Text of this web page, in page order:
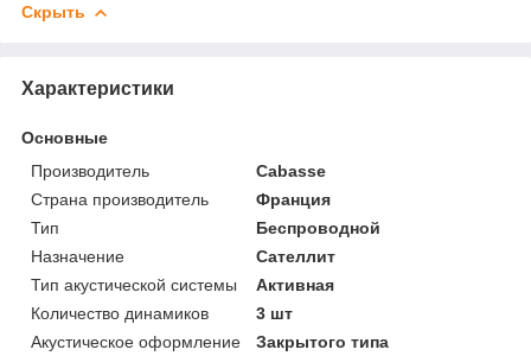
Скрыть
Характеристики
Основные
Производитель
Cabasse
Страна производитель
Франция
Тип
Беспроводной
Назначение
Сателлит
Тип акустической системы
Активная
Количество динамиков
3 шт
Акустическое оформление
Закрытого типа